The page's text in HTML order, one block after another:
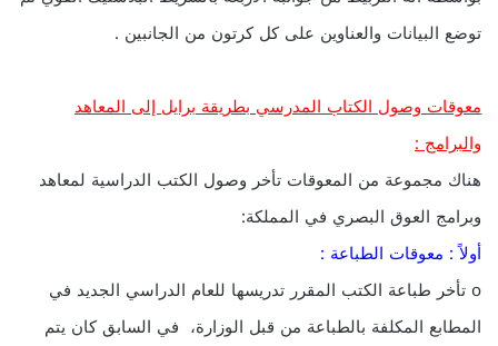
توضع البيانات والعناوين على كل كرتون من الجانبين .
معوقات وصول الكتاب المدرسي بطريقة برايل إلى المعاهد
والبرامج :
هناك مجموعة من المعوقات تأخر وصول الكتب الدراسية لمعاهد
وبرامج العوق البصري في المملكة:
أولاً : معوقات الطباعة :
o تأخر طباعة الكتب المقرر تدريسها للعام الدراسي الجديد في
المطابع المكلفة بالطباعة من قبل الوزارة، في السابق كان يتم